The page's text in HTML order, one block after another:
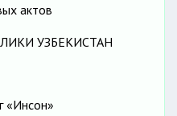
актов
УЗБЕКИСТАН
«Инсон»